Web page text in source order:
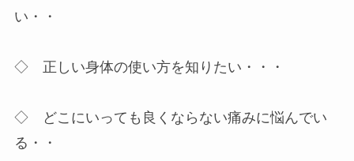
い・・
◇ 正しい身体の使い方を知りたい・・・
◇ どこにいっても良くならない痛みに悩んでい
る・・